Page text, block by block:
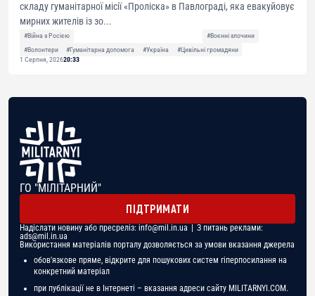
складу гуманітарної місії «Проліска» в Павлограді, яка евакуйовує
мирних жителів із зо...
#Війна з Росією
#Воєнні злочини
#Волонтери
#Гуманітарна допомога #Україна
#Цивільні громадяни
1 Серпня, 202620:33
ГО "МІЛІТАРНИЙ"
ПІДТРИМАТИ
Надіслати новину або пресреліз: info@mil.in.ua | З питань реклами:
ads@mil.in.ua
Використання матеріалів порталу дозволяється за умови вказання джерела
обов'язкове пряме, відкрите для пошукових систем гіперпосилання на
конкретний матеріал
при публікації не в Інтернеті – вказання адреси сайту MILITARNYI.COM.